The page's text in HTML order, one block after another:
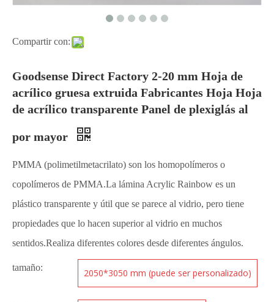
Compartir con:
Goodsense Direct Factory 2-20 mm Hoja de
acrílico gruesa extruida Fabricantes Hoja Hoja
de acrílico transparente Panel de plexiglás al
por mayor
PMMA (polimetilmetacrilato) son los homopolímeros o
copolímeros de PMMA.La lámina Acrylic Rainbow es un
plástico transparente y útil que se parece al vidrio, pero tiene
propiedades que lo hacen superior al vidrio en muchos
sentidos.Realiza diferentes colores desde diferentes ángulos.
tamaño: 2050*3050 mm (puede ser personalizado)